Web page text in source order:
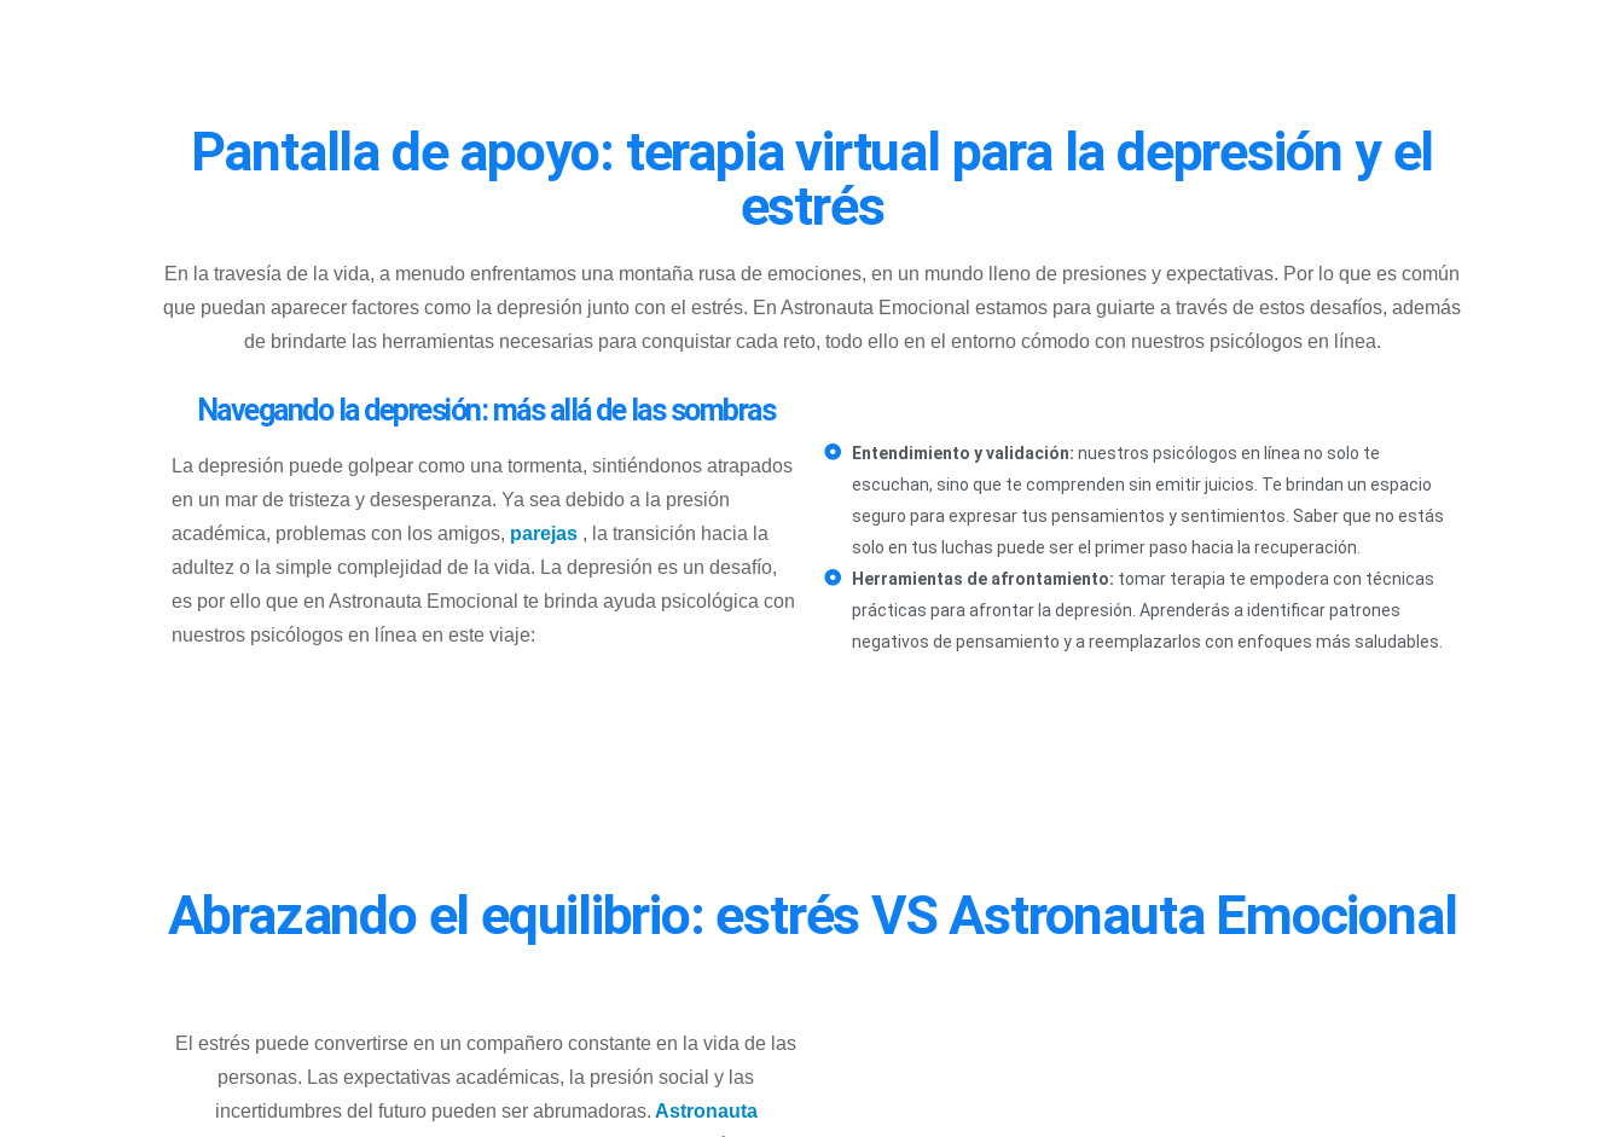
Pantalla de apoyo: terapia virtual para la depresión y el
estrés
En la travesía de la vida, a menudo enfrentamos una montaña rusa de emociones, en un mundo lleno de presiones y expectativas. Por lo que es común
que puedan aparecer factores como la depresión junto con el estrés. En Astronauta Emocional estamos para guiarte a través de estos desafíos, además
debrindarte las herramientas necesarias para conquistar cada reto, todo ello en el entorno cómodo con nuestros psicólogos en línea.
Navegando la depresión: más allá de las sombras
La depresión puede golpear como una tormenta, sintiéndonos atrapados
en un mar de tristeza y desesperanza. Ya sea debido a la presión
académica, problemas con los amigos, parejas , la transición hacia la
adultez o la simple complejidad de la vida. La depresión es un desafío,
es por ello que en Astronauta Emocional te brinda ayuda psicológica con
nuestros psicólogos en línea en este viaje:
Entendimiento y validación: nuestros psicólogos en línea no solo te
escuchan, sino que te comprenden sin emitir juicios. Te brindan un espacio
seguro para expresar tus pensamientos y sentimientos. Saber que no estás
solo en tus luchas puede ser el primer paso hacia la recuperación.
Herramientas de afrontamiento: tomar terapia te empodera con técnicas
prácticas para afrontar la depresión. Aprenderás a identificar patrones
negativos de pensamiento y a reemplazarlos con enfoques más saludables.
Abrazando el equilibrio: estrés VS Astronauta Emocional
El estrés puede convertirse en un compañero constante en la vida de las
personas. Las expectativas académicas, la presión social y las
incertidumbres del futuro pueden ser abrumadoras. Astronauta